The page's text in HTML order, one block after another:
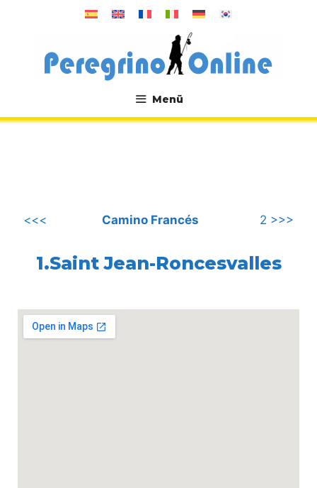
Menü
.
<<< Camino Francés 2 >>>
1.Saint Jean-Roncesvalles